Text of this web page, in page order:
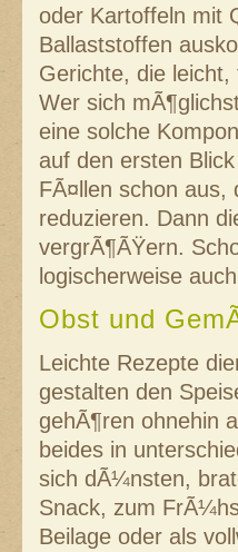
oder Kartoffeln mit
Ballaststoffen
Gerichte, die
Wer sich
eine solche
auf den ersten
FÃ¤llen schon
reduzieren. Dann
vergrÃ¶ÃŸern.
logischerweise
Obst und
Leichte Rezepte
gestalten den
gehÃ¶ren ohnehin
beides in
sich dÃ¼nsten,
Snack, zum
Beilage oder als